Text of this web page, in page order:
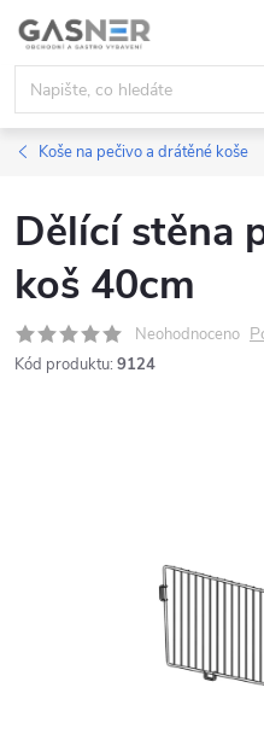
Přejít
obsah
Koše na pečivo a drátěné koše
Dělící stěna
koš 40cm
Neohodnoceno
Kód produktu: 9124